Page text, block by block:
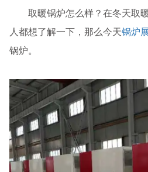
取暖锅炉怎么样？在冬天取暖
人都想了解一下，那么今天锅炉
锅炉。